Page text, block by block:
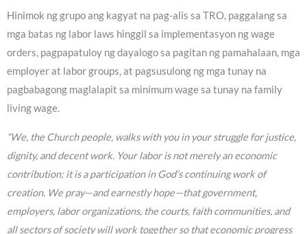
Hinimok ng grupo ang kagyat na pag-alis sa TRO, paggalang sa
mga batas ng labor laws hinggil sa implementasyon ng wage
orders, pagpapatuloy ng dayalogo sa pagitan ng pamahalaan, mga
employer at labor groups, at pagsusulong ng mga tunay na
pagbabagong maglalapit sa minimum wage sa tunay na family
living wage.
“We, the Church people, walks with you in your struggle for justice,
dignity, and decent work. Your labor is not merely an economic
contribution; it is a participation in God’s continuing work of
creation. We pray—and earnestly hope—that government,
employers, labor organizations, the courts, faith communities, and
all sectors of society will work together so that economic progress